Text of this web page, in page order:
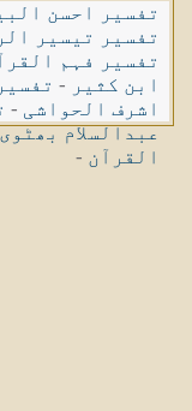
تفسیر احسن
تفسیر تیسیر
تفسیر فہم
ابن کثیر -
اشرف الحواشی -
عبدالسلام
القرآن -